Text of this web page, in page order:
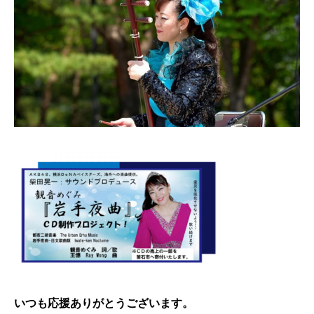
いつも応援ありがとうございます。